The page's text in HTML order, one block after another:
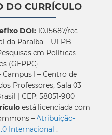
DO CURRÍCULO
DOI:10.15687/rec
da Paraíba – UFPB
em Políticas
(GEPPC)
I – Centro de
Professores, Sala 03
| CEP: 58051-900
está licenciada com
– Atribuição-
Internacional .